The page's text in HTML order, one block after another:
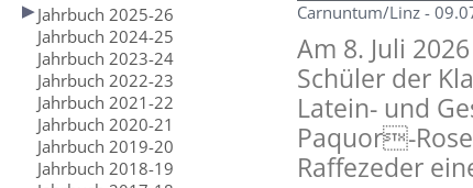
Jahrbuch 2025-26
Jahrbuch 2024-25
Jahrbuch 2023-24
Jahrbuch 2022-23
Jahrbuch 2021-22
Jahrbuch 2020-21
Jahrbuch 2019-20
Jahrbuch 2018-19
Carnuntum/Linz -
Am 8. Juli
Schüler der
Latein- und
Paquor-
Raffezeder